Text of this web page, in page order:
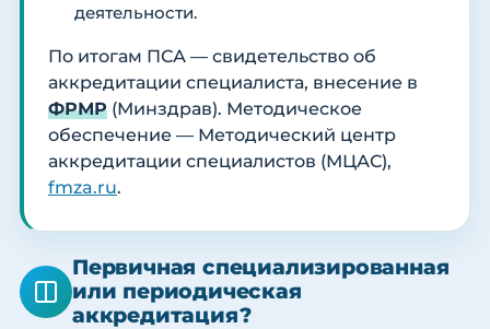
деятельности.
По итогам ПСА — свидетельство об
аккредитации специалиста, внесение в
ФРМР (Минздрав). Методическое
обеспечение — Методический центр
аккредитации специалистов (МЦАС),
fmza.ru.
Первичная специализированная
или периодическая
аккредитация?